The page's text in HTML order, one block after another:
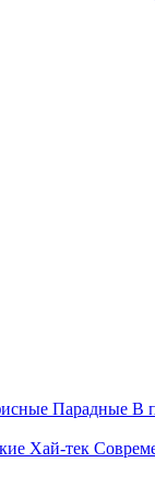
Парадные В
Хай-тек